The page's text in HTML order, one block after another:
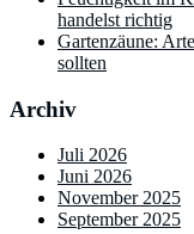
handelst richtig
Gartenzäune:
sollten
Archiv
Juli 2026
Juni 2026
November 2025
September 2025